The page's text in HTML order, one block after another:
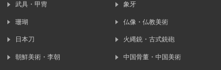
武具・甲冑 象牙
珊瑚 仏像・仏教美術
日本刀 火縄銃・古式銃砲
朝鮮美術・李朝 中国骨董・中国美術